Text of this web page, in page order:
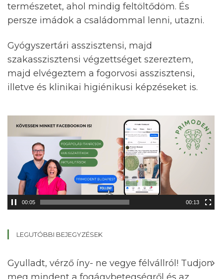
természetet, ahol mindig feltöltődöm. És
persze imádok a családommal lenni, utazni.
Gyógyszertári asszisztensi, majd
szakasszisztensi végzettséget szereztem,
majd elvégeztem a fogorvosi asszisztensi,
illetve és klinikai higiénikusi képzéseket is.
Videólejátszó
00:05 00:13
LEGUTÓBBI BEJEGYZÉSEK
Gyulladt, vérző íny- ne vegye félvállról! Tudjon